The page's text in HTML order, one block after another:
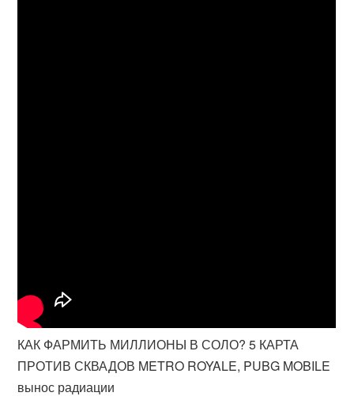
КАК ФАРМИТЬ МИЛЛИОНЫ В СОЛО? 5 КАРТА
ПРОТИВ СКВАДОВ METRO ROYALE, PUBG MOBILE
вынос радиации